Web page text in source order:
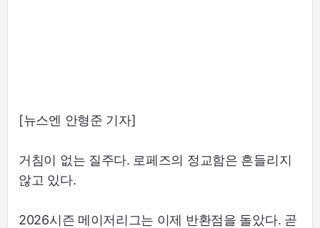
[뉴스엔 안형준 기자]
거침이 없는 질주다. 로페즈의 정교함은 흔들리지
않고 있다.
2026시즌 메이저리그는 이제 반환점을 돌았다. 곧